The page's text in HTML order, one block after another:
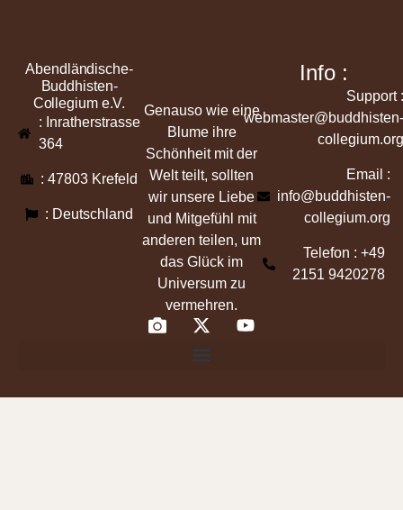
Abendländische-
Buddhisten-
Collegium e.V.
: Inratherstrasse
364
: 47803 Krefeld
: Deutschland
Genauso wie eine
Blume ihre
Schönheit mit der
Welt teilt, sollten
wir unsere Liebe
und Mitgefühl mit
anderen teilen, um
das Glück im
Universum zu
vermehren.
Info :
Support :
webmaster@buddhisten-
collegium.org
Email :
info@buddhisten-
collegium.org
Telefon : +49
2151 9420278